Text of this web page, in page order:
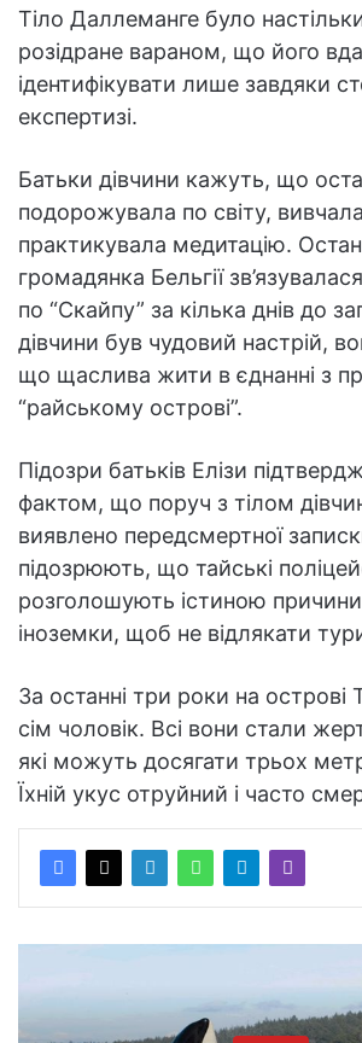
Тіло Даллеманге було
розідране вараном, що його
ідентифікувати лише завдяки
експертизі.
Батьки дівчини кажуть, що
подорожувала по світу, вивчала
практикувала медитацію.
громадянка Бельгії
по “Скайпу” за кілька днів до
дівчини був чудовий настрій,
що щаслива жити в єднанні з
“райському острові”.
Підозри батьків Елізи
фактом, що поруч з тілом
виявлено передсмертної
підозрюють, що тайські
розголошують істиною причини
іноземки, щоб не відлякати
За останні три роки на острові
сім чоловік. Всі вони стали
які можуть досягати трьох
Їхній укус отруйний і часто